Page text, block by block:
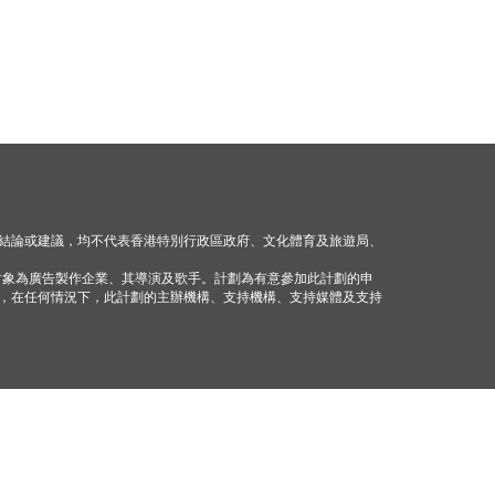
或建議，均不代表香港特別行政區政府、文化體育及旅遊局、
為廣告製作企業、其導演及歌手。計劃為有意參加此計劃的申
任何情況下，此計劃的主辦機構、支持機構、支持媒體及支持